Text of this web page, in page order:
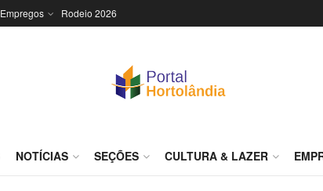
Empregos Rodeio 2026
NOTÍCIAS SEÇÕES CULTURA & LAZER